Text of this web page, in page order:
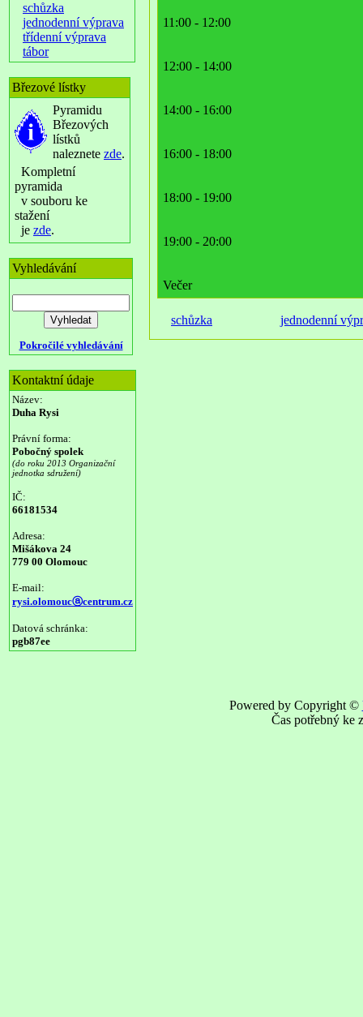
schůzka
jednodenní výprava
třídenní výprava
tábor
Březové lístky
Pyramidu
Březových
lístků
naleznete zde.
Kompletní
pyramida
v souboru ke
stažení
je zde.
Vyhledávání
Pokročilé vyhledávání
Kontaktní údaje
Název:
Duha Rysi
Právní forma:
Pobočný spolek
(do roku 2013 Organizační
jednotka sdružení)
IČ:
66181534
Adresa:
Mišákova 24
779 00 Olomouc
E-mail:
rysi.olomoucⓐcentrum.cz
Datová schránka:
pgb87ee
11:00 - 12:00
12:00 - 14:00
14:00 - 16:00
16:00 - 18:00
18:00 - 19:00
19:00 - 20:00
Večer
schůzka jednodenní
Powered by Copyright ©
Čas potřebný ke